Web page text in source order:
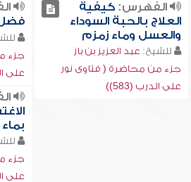
الفهرس:كيفية
العلاج بالحبة السوداء
والعسل وماء زمزم
للشيخ: عبد العزيز بن باز
جزء من محاضرة ( فتاوى نور
على الدرب (583))
فضل
جزء
على
جزء
على